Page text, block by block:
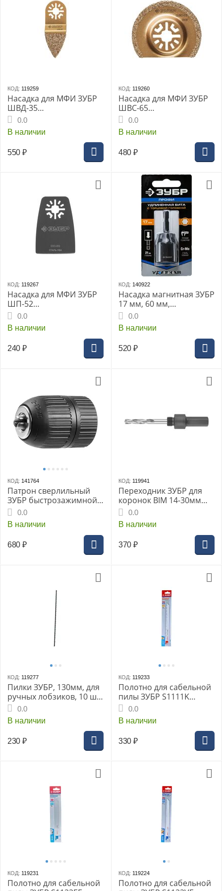
КОД: 119259
Насадка для МФИ ЗУБР
ШВД-35
«ПРОФЕССИОНАЛ»,
сторона 35 мм,
дельтовидная
шлифовальная насадка
0.0
В наличии
550 ₽
КОД: 119260
Насадка для МФИ ЗУБР
ШВС-65
«ПРОФЕССИОНАЛ», d-
65мм, сегментная,
шлифовальная насадка
вольфрамовым
напылением, OIS (15563-
0.0
В наличии
480 ₽
КОД: 119267
Насадка для МФИ ЗУБР
ШП-52
«ПРОФЕССИОНАЛ»,
52x40мм, (У8А), прямая,
шабер-насадка, OIS
0.0
В наличии
240 ₽
КОД: 140922
Насадка магнитная ЗУБР
17 мм, 60 мм,
удлиненная, ударная
Профессионал (26377-
17)
0.0
В наличии
520 ₽
КОД: 141764
Патрон сверлильный
ЗУБР быстрозажимной
«МАСТЕР», 13 мм, 1/2″,
для дрели, (2907-13-1/2)
0.0
В наличии
680 ₽
КОД: 119941
Переходник ЗУБР для
коронок BIM 14-30мм
рез.1/2″ хвост.HEX10мм
(29533_z01)
0.0
В наличии
370 ₽
КОД: 119277
Пилки ЗУБР, 130мм, для
ручных лобзиков, 10 шт,
(1532-10)
0.0
В наличии
230 ₽
КОД: 119233
Полотно для сабельной
пилы ЗУБР S1111K
Эксперт, 210мм, Cr-V,
шаг зубьев 8.5мм,
быстрых прямых
пропилов в твёрдой и
мягкой древесине,
0.0
В наличии
330 ₽
КОД: 119231
Полотно для сабельной
КОД: 119224
Полотно для сабельной